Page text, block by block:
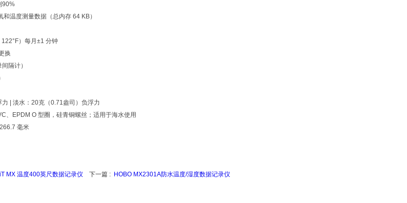
90%
温度测量数据（总内存 64 KB）
）每月±1 分钟
换
隔计）
| 淡水：20克（0.71盎司）负浮力
、EPDM O 型圈，硅青铜螺丝；适用于海水使用
毫米
MX 温度400英尺数据记录仪 下一篇 : HOBO MX2301A防水温度/湿度数据记录仪